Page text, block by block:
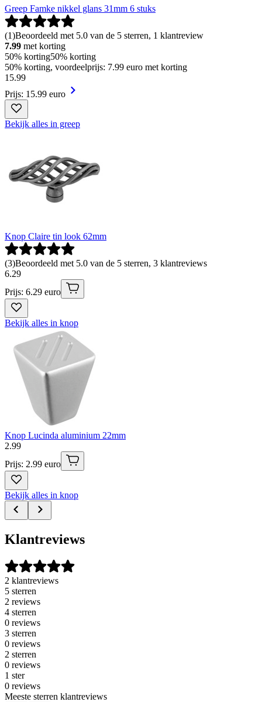
Greep Famke nikkel glans 31mm 6 stuks
(1)Beoordeeld met 5.0 van de 5 sterren, 1 klantreview
7.99 met korting
50% korting50% korting
50% korting, voordeelprijs: 7.99 euro met korting
15.99
Prijs: 15.99 euro
Bekijk alles in greep
Knop Claire tin look 62mm
(3)Beoordeeld met 5.0 van de 5 sterren, 3 klantreviews
6.29
Prijs: 6.29 euro
Bekijk alles in knop
Knop Lucinda aluminium 22mm
2.99
Prijs: 2.99 euro
Bekijk alles in knop
Klantreviews
2 klantreviews
5 sterren
2 reviews
4 sterren
0 reviews
3 sterren
0 reviews
2 sterren
0 reviews
1 ster
0 reviews
Meeste sterren klantreviews